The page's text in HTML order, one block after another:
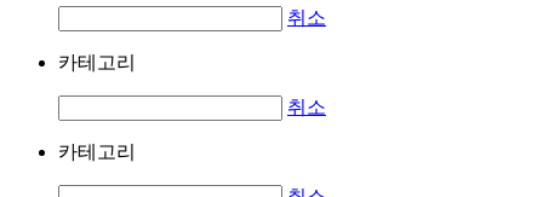
취소
카테고리
취소
카테고리